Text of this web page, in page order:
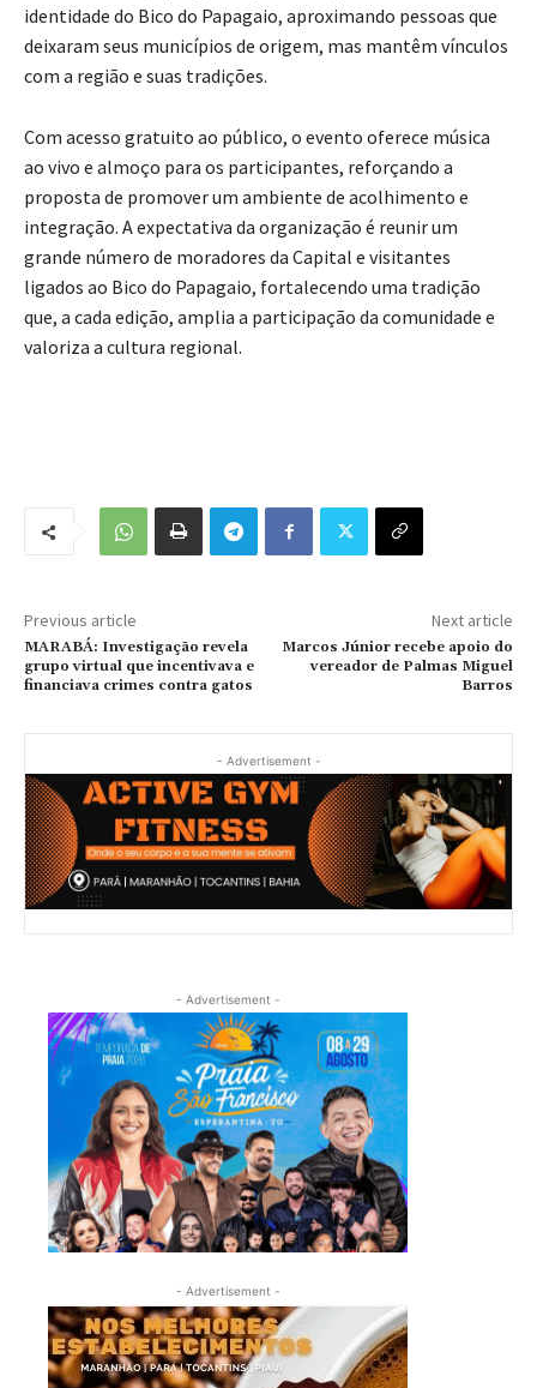
identidade do Bico do Papagaio, aproximando pessoas que
deixaram seus municípios de origem, mas mantêm vínculos
com a região e suas tradições.
Com acesso gratuito ao público, o evento oferece música
ao vivo e almoço para os participantes, reforçando a
proposta de promover um ambiente de acolhimento e
integração. A expectativa da organização é reunir um
grande número de moradores da Capital e visitantes
ligados ao Bico do Papagaio, fortalecendo uma tradição
que, a cada edição, amplia a participação da comunidade e
valoriza a cultura regional.
Previous article
MARABÁ: Investigação revela
grupo virtual que incentivava e
financiava crimes contra gatos
Next article
Marcos Júnior recebe apoio do
vereador de Palmas Miguel
Barros
- Advertisement -
- Advertisement -
- Advertisement -